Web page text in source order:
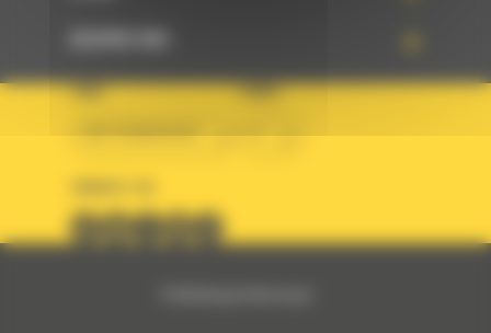
TARA
BM ROMANIAN
LIMBA
ro